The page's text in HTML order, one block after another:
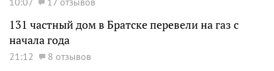
131 частный дом в Братске перевели на газ с
начала года
21:12 8 отзывов